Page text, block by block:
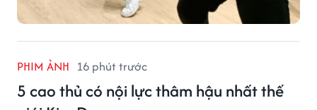
PHIM ẢNH 16 phút trước
5 cao thủ có nội lực thâm hậu nhất thế